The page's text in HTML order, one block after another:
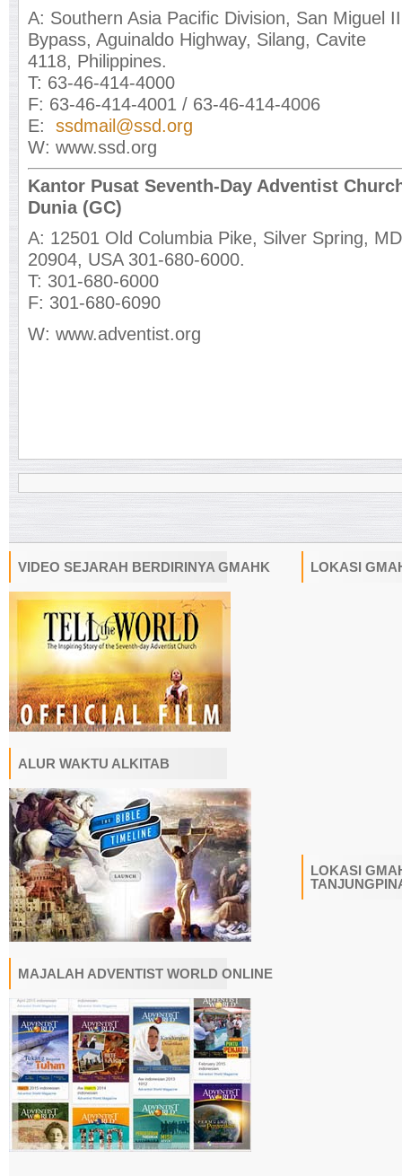
A: Southern Asia Pacific Division, San Miguel II
Bypass, Aguinaldo Highway, Silang, Cavite
4118, Philippines.
T: 63-46-414-4000
F: 63-46-414-4001 / 63-46-414-4006
E: ssdmail@ssd.org
W: www.ssd.org
Kantor Pusat Seventh-Day Adventist
Dunia (GC)
A: 12501 Old Columbia Pike, Silver Spring, MD
20904, USA 301-680-6000.
T: 301-680-6000
F: 301-680-6090
W: www.adventist.org
VIDEO SEJARAH BERDIRINYA GMAHK
ALUR WAKTU ALKITAB
MAJALAH ADVENTIST WORLD ONLINE
LOKASI
LOKASI